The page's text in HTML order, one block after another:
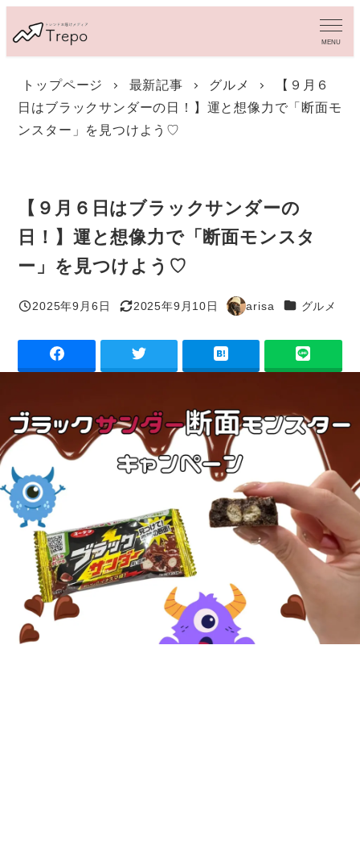
イ
MENU
トップページ 最新記事 グルメ
【９月６
日はブラックサンダーの日！】運と想像力で「断面モ
ンスター」を見つけよう♡
【９月６日はブラックサンダーの
日！】運と想像力で「断面モンスタ
ー」を見つけよう♡
投稿日
2025年9月6日
更新日
2025年9月10日
著
arisa カテゴリー
グルメ